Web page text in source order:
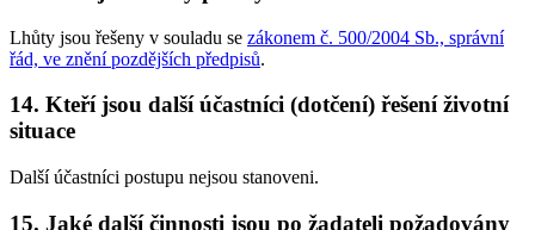
Lhůty jsou řešeny v souladu se zákonem č. 500/2004 Sb., správní
řád, ve znění pozdějších předpisů.
14. Kteří jsou další účastníci (dotčení) řešení životní
situace
Další účastníci postupu nejsou stanoveni.
15. Jaké další činnosti jsou po žadateli požadovány